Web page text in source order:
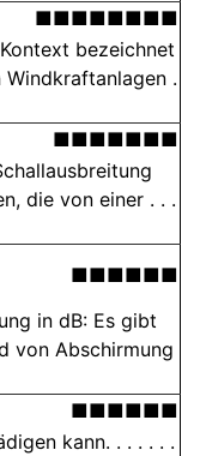
■■■■■■■■
bezeichnet
.
■■■■■■■
die von einer . . .
■■■■■■
in dB: Es gibt
von Abschirmung
■■■■■■
kann. . . . . . .